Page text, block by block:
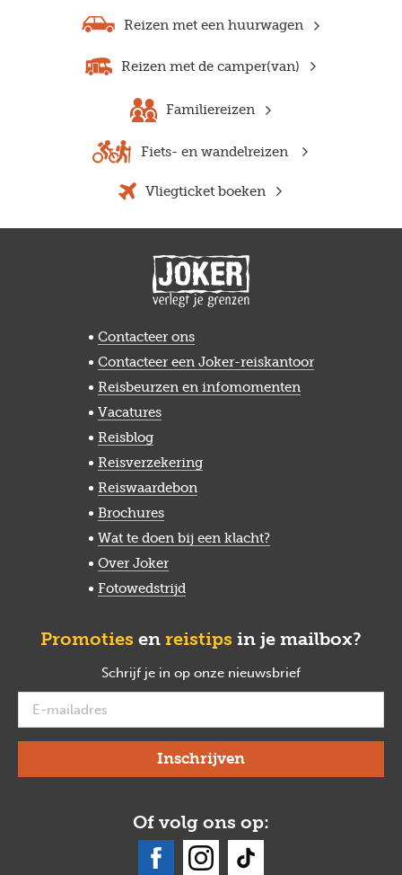
Reizen met een huurwagen
Reizen met de camper(van)
Familiereizen
Fiets- en wandelreizen
Vliegticket boeken
Contacteer ons
Contacteer een Joker-reiskantoor
Reisbeurzen en infomomenten
Vacatures
Reisblog
Reisverzekering
Reiswaardebon
Brochures
Wat te doen bij een klacht?
Over Joker
Fotowedstrijd
Promoties en reistips in je mailbox?
Schrijf je in op onze nieuwsbrief
Of volg ons op: